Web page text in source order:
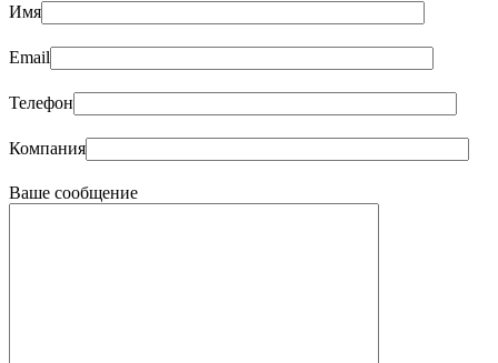
Имя
Email
Телефон
Компания
Ваше сообщение